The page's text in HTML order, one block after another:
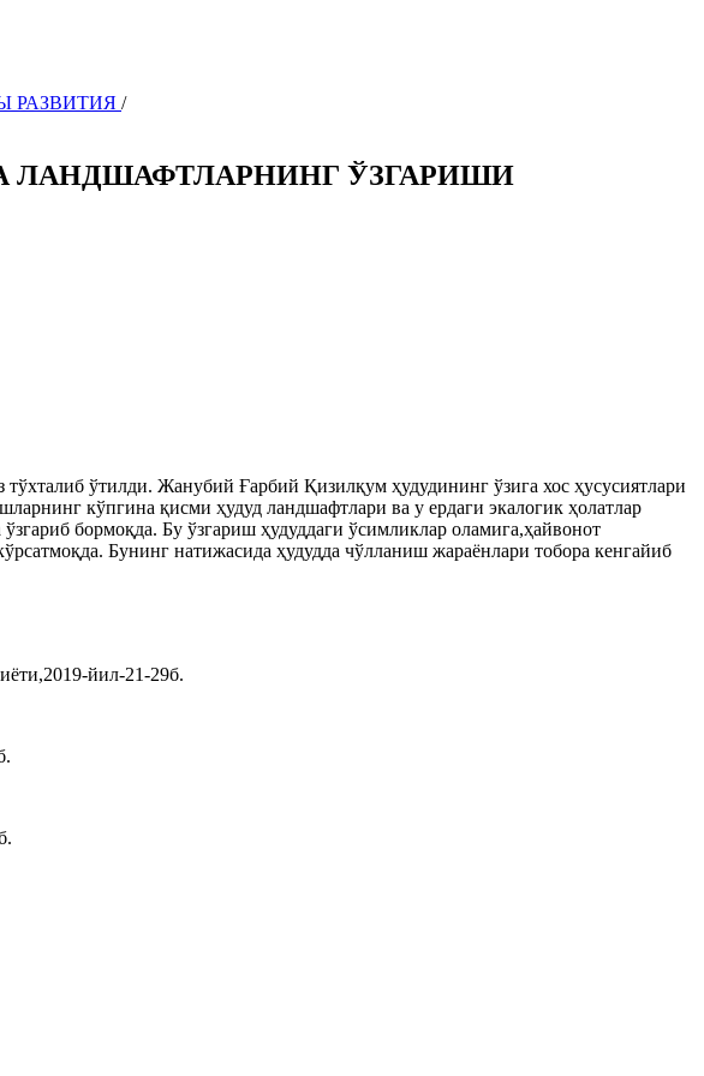
РАЗВИТИЯ /
ЛАНДШАФТЛАРНИНГ ЎЗГАРИШИ
ўтилди. Жанубий Ғарбий Қизилқум ҳудудининг ўзига хос ҳусусиятлари
кўпгина қисми ҳудуд ландшафтлари ва у ердаги экалогик ҳолатлар
бормоқда. Бу ўзгариш ҳудуддаги ўсимликлар оламига,ҳайвонот
Бунинг натижасида ҳудудда чўлланиш жараёнлари тобора кенгайиб
йил-21-29б.